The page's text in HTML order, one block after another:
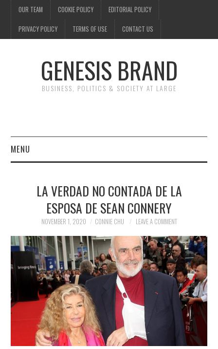
OUR TEAM COOKIE POLICY EDITORIAL POLICY
PRIVACY POLICY TERMS OF USE CONTACT US
GENESIS BRAND
BUSINESS, POLITICS & SOCIETY AT LARGE
MENU
FINANCE
POLITICS
SOCIETY
SPORTS
TECHNOLOGY
LA VERDAD NO CONTADA DE LA
ESPOSA DE SEAN CONNERY
NOVEMBER 1, 2020 CONNIE CHU LEAVE A COMMENT